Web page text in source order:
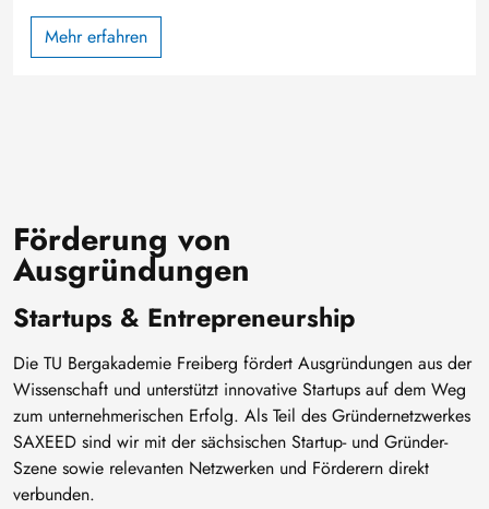
Mehr erfahren
Förderung von
Ausgründungen
Startups & Entrepreneurship
Die TU Bergakademie Freiberg fördert Ausgründungen aus der
Wissenschaft und unterstützt innovative Startups auf dem Weg
zum unternehmerischen Erfolg. Als Teil des Gründernetzwerkes
SAXEED sind wir mit der sächsischen Startup- und Gründer-
Szene sowie relevanten Netzwerken und Förderern direkt
verbunden.